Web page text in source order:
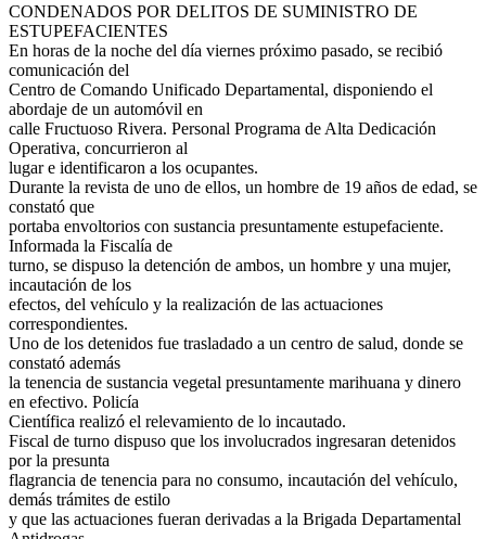
CONDENADOS POR DELITOS DE SUMINISTRO DE
ESTUPEFACIENTES
En horas de la noche del día viernes próximo pasado, se recibió
comunicación del
Centro de Comando Unificado Departamental, disponiendo el
abordaje de un automóvil en
calle Fructuoso Rivera. Personal Programa de Alta Dedicación
Operativa, concurrieron al
lugar e identificaron a los ocupantes.
Durante la revista de uno de ellos, un hombre de 19 años de edad, se
constató que
portaba envoltorios con sustancia presuntamente estupefaciente.
Informada la Fiscalía de
turno, se dispuso la detención de ambos, un hombre y una mujer,
incautación de los
efectos, del vehículo y la realización de las actuaciones
correspondientes.
Uno de los detenidos fue trasladado a un centro de salud, donde se
constató además
la tenencia de sustancia vegetal presuntamente marihuana y dinero
en efectivo. Policía
Científica realizó el relevamiento de lo incautado.
Fiscal de turno dispuso que los involucrados ingresaran detenidos
por la presunta
flagrancia de tenencia para no consumo, incautación del vehículo,
demás trámites de estilo
y que las actuaciones fueran derivadas a la Brigada Departamental